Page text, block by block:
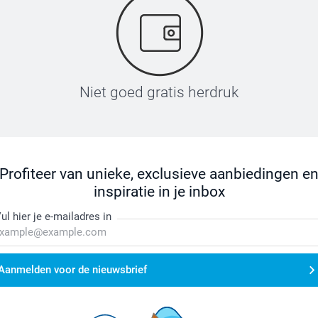
Niet goed gratis herdruk
Profiteer van unieke, exclusieve aanbiedingen en
inspiratie in je inbox
hier je e-mailadres in
voor de nieuwsbrief